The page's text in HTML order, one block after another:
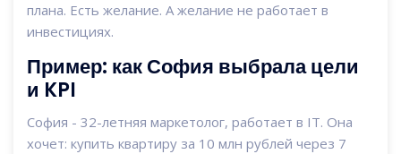
плана. Есть желание. А желание не работает в
инвестициях.
Пример: как София выбрала цели
и KPI
София - 32-летняя маркетолог, работает в IT. Она
хочет: купить квартиру за 10 млн рублей через 7